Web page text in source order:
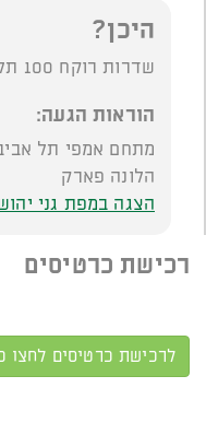
היכן?
שדרות רוקח 100 תל-אביב
הוראות הגעה:
מתחם אמפי תל
הלונה פארק
הצגה במפת גני
רכישת כרטיסים
לרכישת כרטיסים לחצו